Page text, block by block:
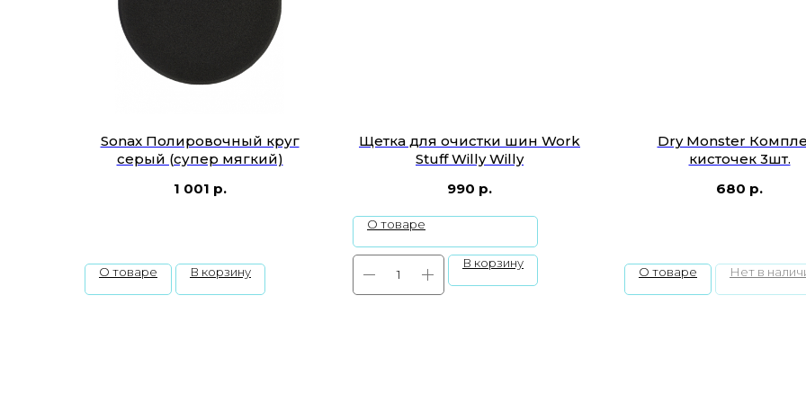
Sonax Полировочный круг
серый (супер мягкий)
1 001 р.
О товаре В корзину
Щетка для очистки шин Work
Stuff Willy Willy
990 р.
О товаре
В корзину
Dry Monster
кисточек 3шт.
680 р.
О товаре Нет в